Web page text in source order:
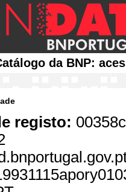
da BNP:
registo: